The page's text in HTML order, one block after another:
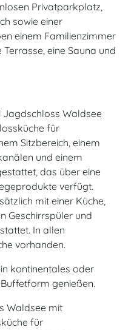
Privatparkplatz,
sowie einer
einem Familienzimmer
eine Sauna und
Waldsee
für
Sitzbereich, einem
und einem
das über eine
verfügt.
mit einer Küche,
Geschirrspüler und
In allen
vorhanden.
kontinentales oder
genießen.
Waldsee mit
für